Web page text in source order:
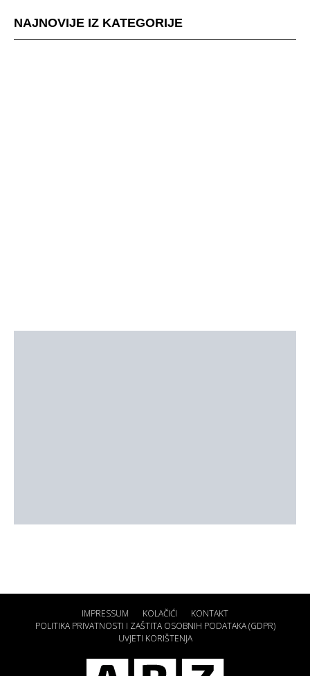
NAJNOVIJE IZ KATEGORIJE
IMPRESSUM KOLAČIĆI
KONTAKT
POLITIKA PRIVATNOSTI I ZAŠTITA OSOBNIH PODATAKA (GDPR)
UVJETI KORIŠTENJA